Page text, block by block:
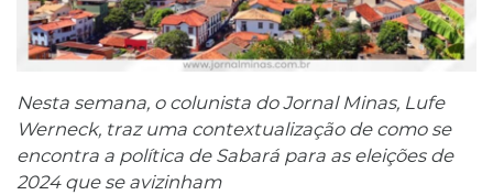
Nesta semana, o colunista do Jornal Minas, Lufe
Werneck, traz uma contextualização de como se
encontra a política de Sabará para as eleições de
2024 que se avizinham